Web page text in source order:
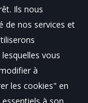
Ils nous
de nos services et
vous
à
les cookies" en